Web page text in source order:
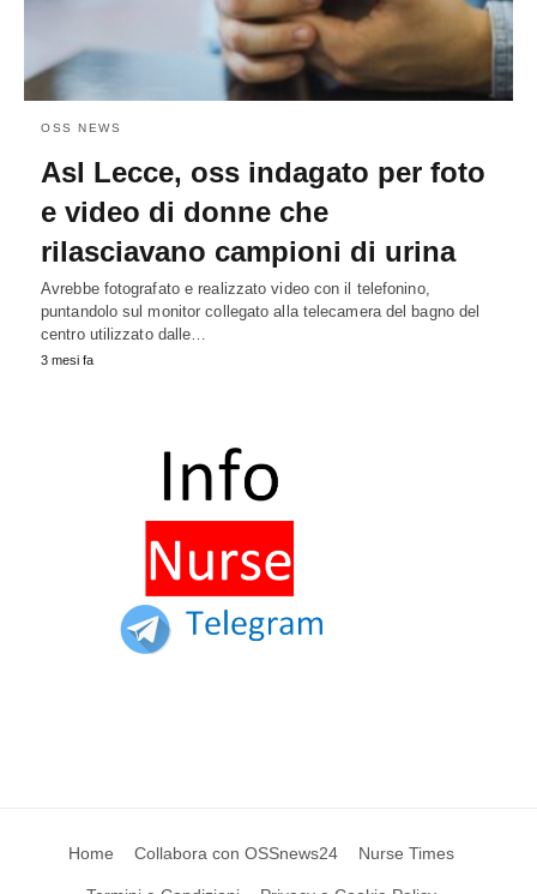
OSS NEWS
Asl Lecce, oss indagato per foto
e video di donne che
rilasciavano campioni di urina
Avrebbe fotografato e realizzato video con il telefonino,
puntandolo sul monitor collegato alla telecamera del bagno del
centro utilizzato dalle…
3 mesi fa
Home Collabora con OSSnews24 Nurse Times